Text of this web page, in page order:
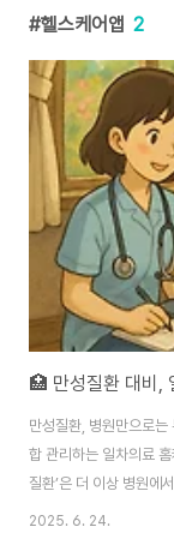
헬스케어앱 2
만성질환, 병원만으로는
합 관리하는 일차의료
질환’은 더 이상 병원에
성질환을 앓고 있으며,
2025. 6. 24.